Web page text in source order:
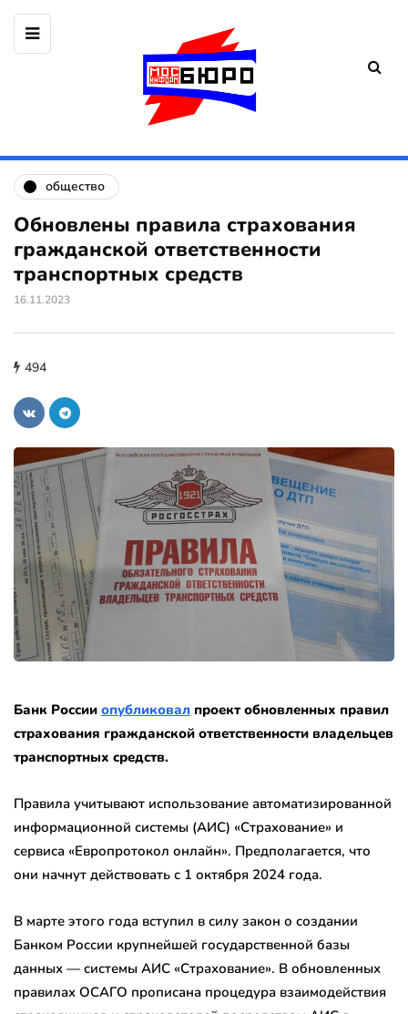
общество
Обновлены правила страхования
гражданской ответственности
транспортных средств
16.11.2023
494
Банк России опубликовал проект обновленных правил
страхования гражданской ответственности владельцев
транспортных средств.
Правила учитывают использование автоматизированной
информационной системы (АИС) «Страхование» и
сервиса «Европротокол онлайн». Предполагается, что
они начнут действовать с 1 октября 2024 года.
В марте этого года вступил в силу закон о создании
Банком России крупнейшей государственной базы
данных — системы АИС «Страхование». В обновленных
правилах ОСАГО прописана процедура взаимодействия